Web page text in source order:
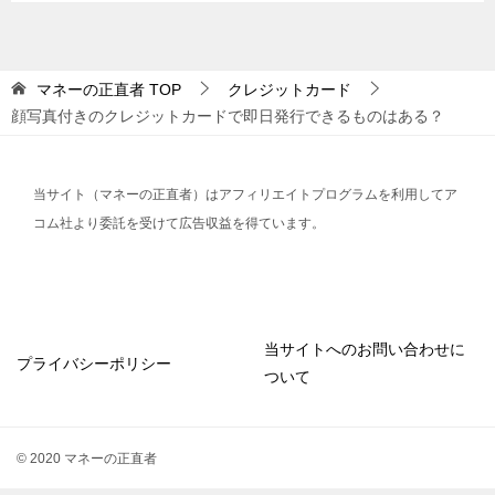
マネーの正直者 TOP
クレジットカード
顔写真付きのクレジットカードで即日発行できるものはある？
当サイト（マネーの正直者）はアフィリエイトプログラムを利用してア
コム社より委託を受けて広告収益を得ています。
プライバシーポリシー
当サイトへのお問い合わせに
ついて
© 2020 マネーの正直者